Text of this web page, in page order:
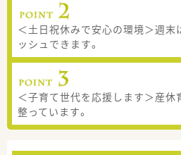
＜土日祝休みで安心の環境＞週末
ッシュできます。
＜子育て世代を応援します＞産休
整っています。